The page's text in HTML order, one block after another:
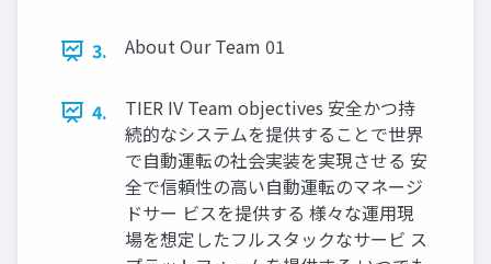
3. About Our Team 01
4.
TIER IV Team objectives 安全かつ持
続的なシステムを提供することで世界
で自動運転の社会実装を実現させる 安
全で信頼性の高い自動運転のマネージ
ドサー ビスを提供する 様々な運用現
場を想定したフルスタックなサービ ス